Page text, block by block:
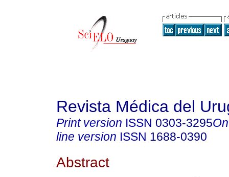
Revista Médica del
Print version ISSN 0303-3295
line version ISSN 1688-0390
Abstract